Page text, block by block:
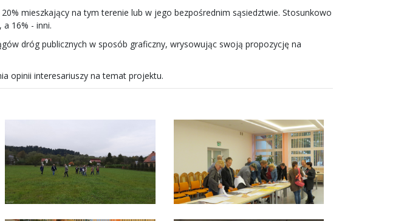
mieszkający na tym terenie lub w jego bezpośrednim sąsiedztwie. Stosunkowo
16% - inni.
dróg publicznych w sposób graficzny, wrysowując swoją propozycję na
opinii interesariuszy na temat projektu.